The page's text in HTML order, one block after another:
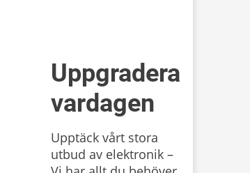
Uppgradera
vardagen
Upptäck vårt stora
utbud av elektronik –